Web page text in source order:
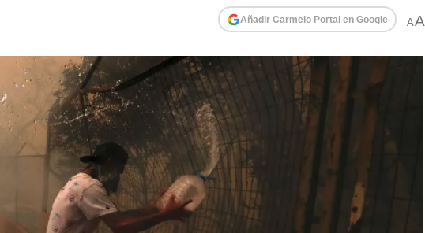
Añadir Carmelo Portal en Google AA